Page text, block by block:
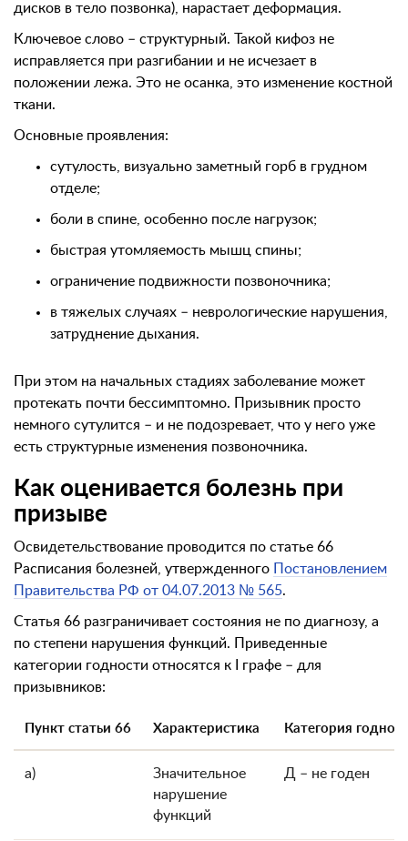
дисков в тело позвонка), нарастает деформация.
Ключевое слово – структурный. Такой кифоз не
исправляется при разгибании и не исчезает в
положении лежа. Это не осанка, это изменение костной
ткани.
Основные проявления:
сутулость, визуально заметный горб в грудном
отделе;
боли в спине, особенно после нагрузок;
быстрая утомляемость мышц спины;
ограничение подвижности позвоночника;
в тяжелых случаях – неврологические нарушения,
затруднение дыхания.
При этом на начальных стадиях заболевание может
протекать почти бессимптомно. Призывник просто
немного сутулится – и не подозревает, что у него уже
есть структурные изменения позвоночника.
Как оценивается болезнь при
призыве
Освидетельствование проводится по статье 66
Расписания болезней, утвержденного
Постановлением
Правительства РФ от 04.07.2013 № 565.
Статья 66 разграничивает состояния не по диагнозу, а
по степени нарушения функций. Приведенные
категории годности относятся к I графе – для
призывников:
Пункт статьи 66 Характеристика Категория
а)
Значительное
нарушение
функций
Д – не годен